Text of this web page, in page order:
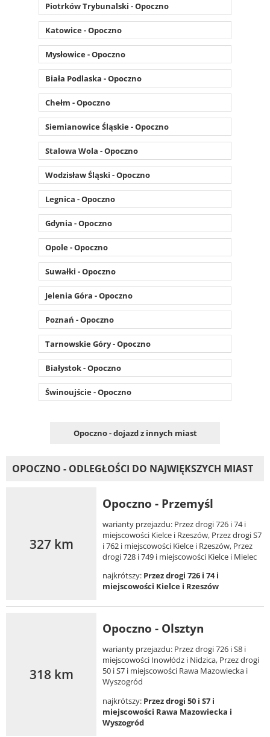
Piotrków Trybunalski - Opoczno
Katowice - Opoczno
Mysłowice - Opoczno
Biała Podlaska - Opoczno
Chełm - Opoczno
Siemianowice Śląskie - Opoczno
Stalowa Wola - Opoczno
Wodzisław Śląski - Opoczno
Legnica - Opoczno
Gdynia - Opoczno
Opole - Opoczno
Suwałki - Opoczno
Jelenia Góra - Opoczno
Poznań - Opoczno
Tarnowskie Góry - Opoczno
Białystok - Opoczno
Świnoujście - Opoczno
Opoczno - dojazd z innych miast
OPOCZNO - ODLEGŁOŚCI DO NAJWIĘKSZYCH MIAST
327 km
Opoczno - Przemyśl
warianty przejazdu: Przez drogi 726 i 74 i
miejscowości Kielce i Rzeszów, Przez drogi S7
i 762 i miejscowości Kielce i Rzeszów, Przez
drogi 728 i 749 i miejscowości Kielce i Mielec
najkrótszy: Przez drogi 726 i 74 i
miejscowości Kielce i Rzeszów
318 km
Opoczno - Olsztyn
warianty przejazdu: Przez drogi 726 i S8 i
miejscowości Inowłódz i Nidzica, Przez drogi
50 i S7 i miejscowości Rawa Mazowiecka i
Wyszogród
najkrótszy: Przez drogi 50 i S7 i
miejscowości Rawa Mazowiecka i
Wyszogród